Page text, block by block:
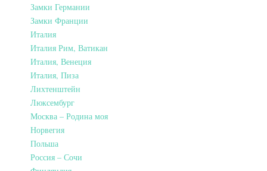
Замки Германии
Замки Франции
Италия
Италия Рим, Ватикан
Италия, Венеция
Италия, Пиза
Лихтенштейн
Люксембург
Москва – Родина моя
Норвегия
Польша
Россия – Сочи